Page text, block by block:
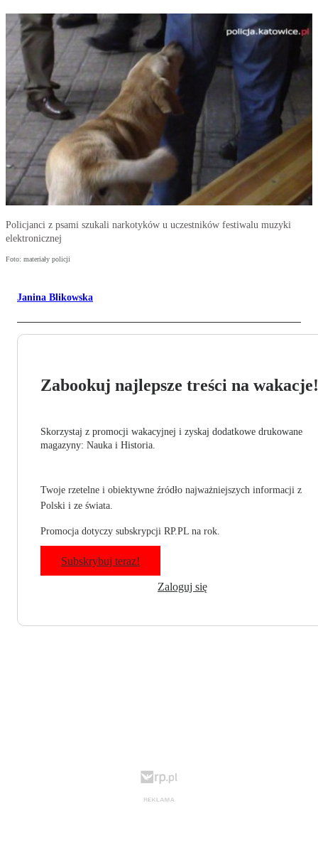
Policjanci z psami szukali narkotyków u uczestników festiwalu muzyki
elektronicznej
Foto: materiały policji
Janina Blikowska
Zabookuj najlepsze treści na wakacje!
Skorzystaj z promocji wakacyjnej i zyskaj dodatkowe drukowane
magazyny: Nauka i Historia.
Twoje rzetelne i obiektywne źródło najważniejszych informacji z
Polski i ze świata.
Promocja dotyczy subskrypcji RP.PL na rok.
Subskrybuj teraz!
Zaloguj się